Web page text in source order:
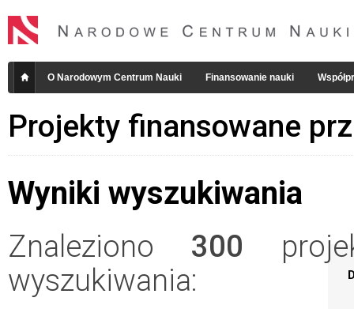
O Narodowym Centrum Nauki Finansowanie nauki
Projekty finansowane
Wyniki wyszukiwania
Znaleziono 300
wyszukiwania: